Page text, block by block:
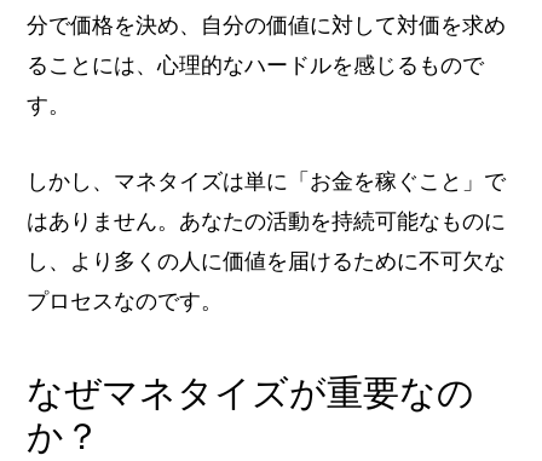
分で価格を決め、自分の価値に対して対価を求め
ることには、心理的なハードルを感じるもので
す。
しかし、マネタイズは単に「お金を稼ぐこと」で
はありません。あなたの活動を持続可能なものに
し、より多くの人に価値を届けるために不可欠な
プロセスなのです。
なぜマネタイズが重要なの
か？